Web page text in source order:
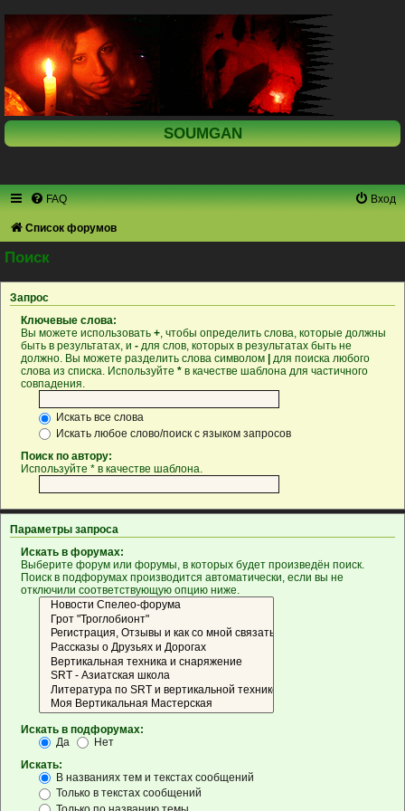
SOUMGAN
FAQ Вход
Список форумов
Поиск
Запрос
Ключевые слова:
Вы можете использовать +, чтобы определить слова, которые должны
быть в результатах, и - для слов, которых в результатах быть не
должно. Вы можете разделить слова символом
для поиска любого
слова из списка. Используйте * в качестве шаблона для частичного
совпадения.
Искать все слова
Искать любое слово/поиск с языком запросов
Поиск по автору:
Используйте * в качестве шаблона.
Параметры запроса
Искать в форумах:
Выберите форум или форумы, в которых будет произведён поиск.
Поиск в подфорумах производится автоматически, если вы не
отключили соответствующую опцию ниже.
Искать в подфорумах:
Да
Нет
Искать:
В названиях тем и текстах сообщений
Только в текстах сообщений